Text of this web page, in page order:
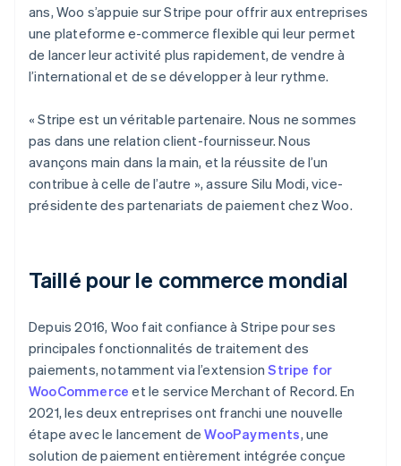
ans, Woo s’appuie sur Stripe pour offrir aux entreprises
une plateforme e-commerce flexible qui leur permet
de lancer leur activité plus rapidement, de vendre à
l’international et de se développer à leur rythme.
« Stripe est un véritable partenaire. Nous ne sommes
pas dans une relation client-fournisseur. Nous
avançons main dans la main, et la réussite de l’un
contribue à celle de l’autre », assure Silu Modi, vice-
présidente des partenariats de paiement chez Woo.
Taillé pour le commerce mondial
Depuis 2016, Woo fait confiance à Stripe pour ses
principales fonctionnalités de traitement des
paiements, notamment via l’extensionStripe for
WooCommerce et le service Merchant of Record. En
2021, les deux entreprises ont franchi une nouvelle
étape avec le lancement deWooPayments, une
solution de paiement entièrement intégrée conçue